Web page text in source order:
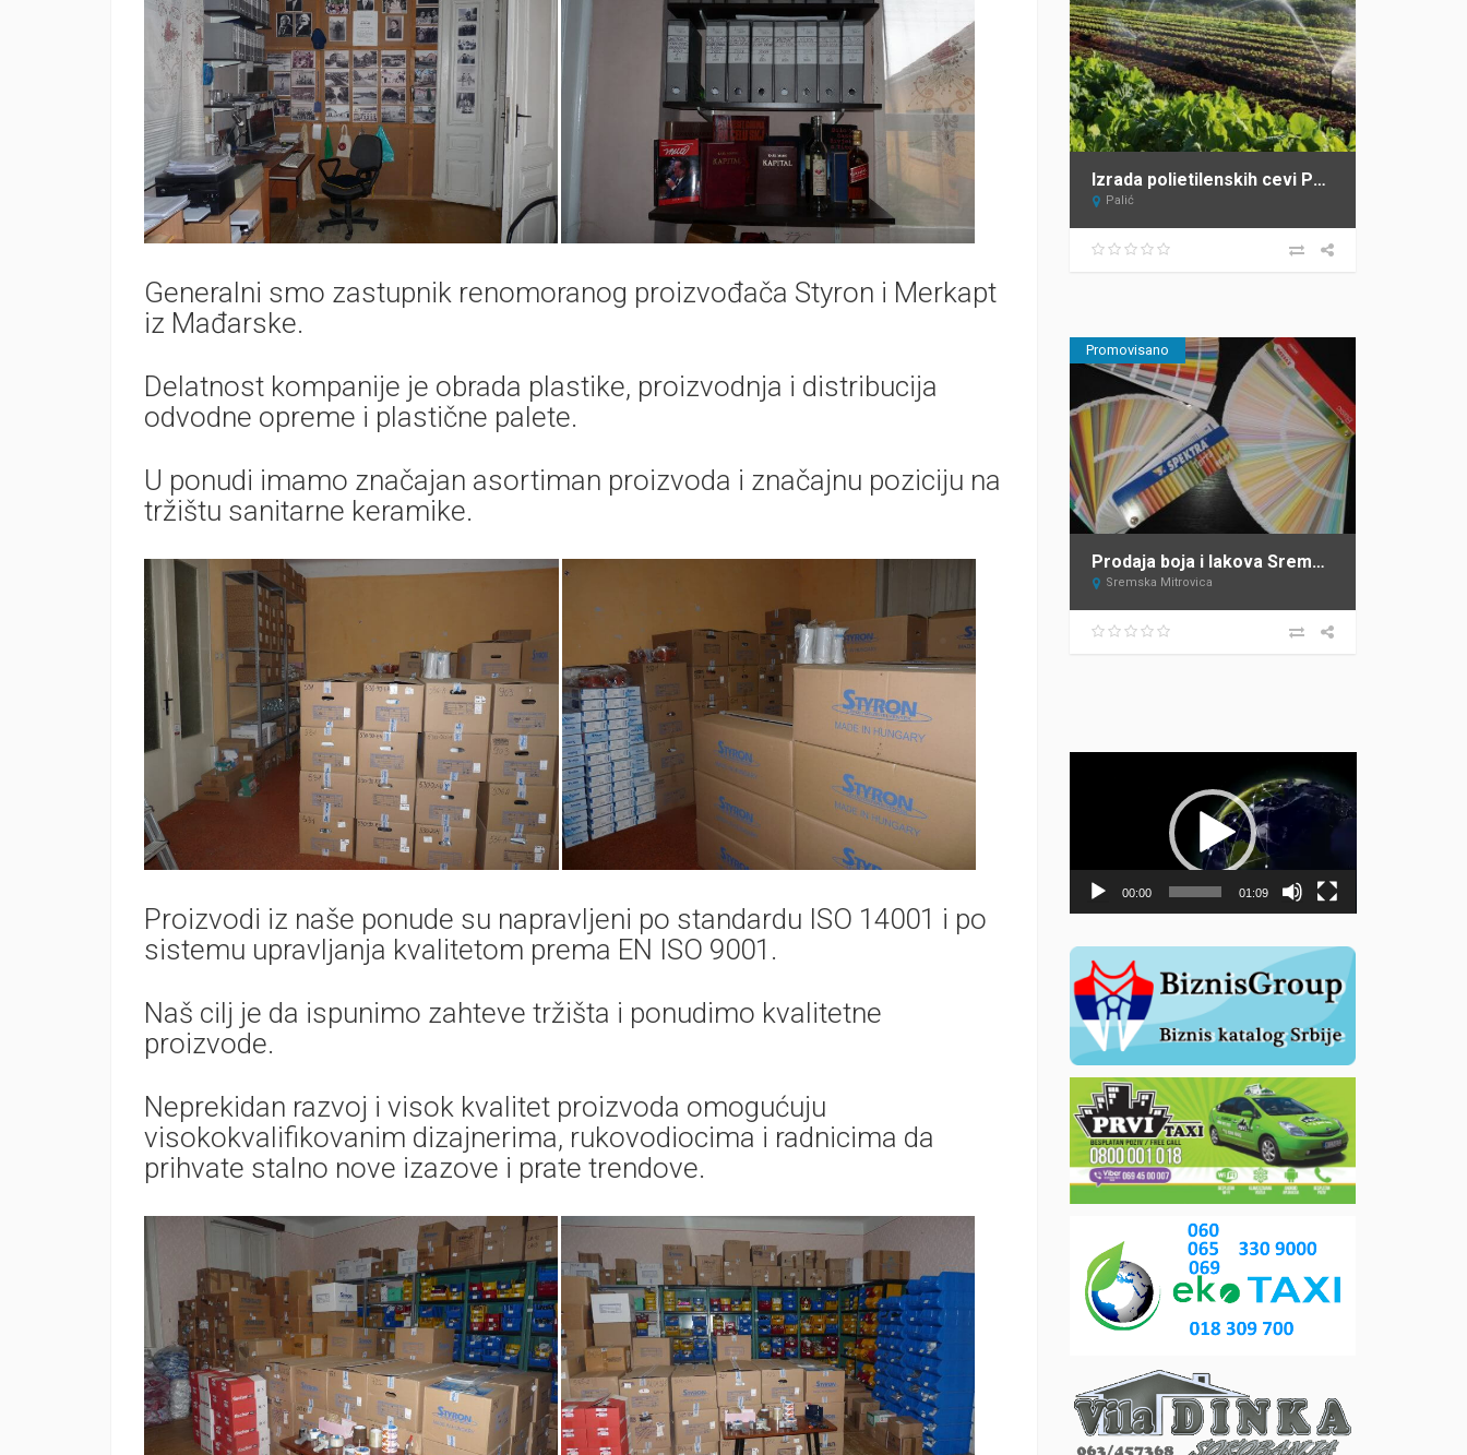
Generalni smo zastupnik renomoranog proizvođača Styron i Merkapt
iz Mađarske.
Delatnost kompanije je obrada plastike, proizvodnja i distribucija
odvodne opreme i plastične palete.
U ponudi imamo značajan asortiman proizvoda i značajnu poziciju na
tržištu sanitarne keramike.
Proizvodi iz naše ponude su napravljeni po standardu ISO 14001 i po
sistemu upravljanja kvalitetom prema EN ISO 9001.
Naš cilj je da ispunimo zahteve tržišta i ponudimo kvalitetne
proizvode.
Neprekidan razvoj i visok kvalitet proizvoda omogućuju
visokokvalifikovanim dizajnerima, rukovodiocima i radnicima da
prihvate stalno nove izazove i prate trendove.
Izrada polietilenskih cevi Panon Plast Palić
Palić
Promovisano
Prodaja boja i lakova Sremska Mitrovica DECOR STORE
Sremska Mitrovica
00:00 01:09